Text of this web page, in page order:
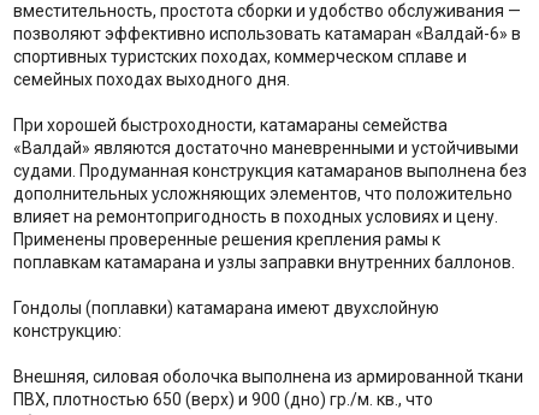
вместительность, простота сборки и удобство обслуживания —
позволяют эффективно использовать катамаран «Валдай-6» в
спортивных туристских походах, коммерческом сплаве и
семейных походах выходного дня.
При хорошей быстроходности, катамараны семейства
«Валдай» являются достаточно маневренными и устойчивыми
судами. Продуманная конструкция катамаранов выполнена без
дополнительных усложняющих элементов, что положительно
влияет на ремонтопригодность в походных условиях и цену.
Применены проверенные решения крепления рамы к
поплавкам катамарана и узлы заправки внутренних баллонов.
Гондолы (поплавки) катамарана имеют двухслойную
конструкцию:
Внешняя, силовая оболочка выполнена из армированной ткани
ПВХ, плотностью 650 (верх) и 900 (дно) гр./м. кв., что